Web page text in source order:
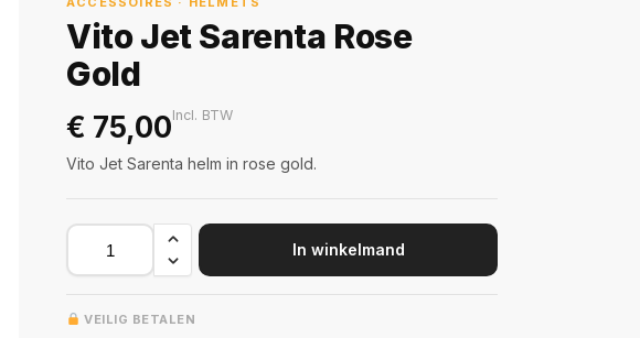
Vito Jet Sarenta Rose
Gold
€ 75,00Incl. BTW
Vito Jet Sarenta helm in rose gold.
In winkelmand
VEILIG BETALEN